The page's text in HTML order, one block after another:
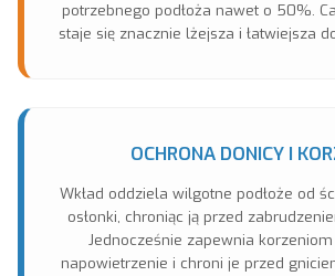
potrzebnego podłoża nawet o 50%.
staje się znacznie lżejsza i łatwiejsza
OCHRONA DONICY I
Wkład oddziela wilgotne podłoże od
osłonki, chroniąc ją przed
Jednocześnie zapewnia
napowietrzenie i chroni je przed